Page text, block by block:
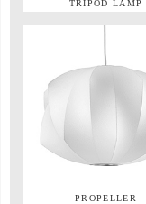
TRIPOD LAMP
PROPELLER